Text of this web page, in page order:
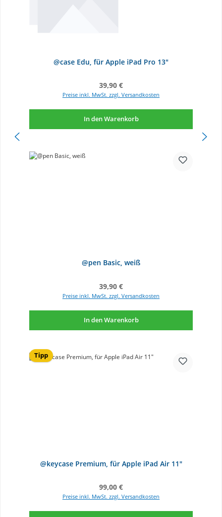
@case Edu, für Apple iPad Pro 13"
Regulärer Preis:
39,90 €
Preise inkl. MwSt. zzgl. Versandkosten
In den Warenkorb
@pen Basic, weiß
Regulärer Preis:
39,90 €
Preise inkl. MwSt. zzgl. Versandkosten
In den Warenkorb
Tipp
@keycase Premium, für Apple iPad Air 11"
Regulärer Preis:
99,00 €
Preise inkl. MwSt. zzgl. Versandkosten